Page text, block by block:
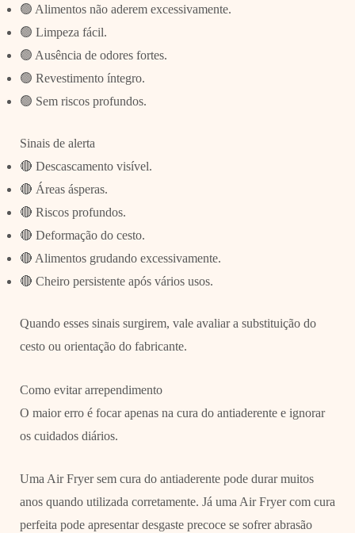
🟢 Alimentos não aderem excessivamente.
🟢 Limpeza fácil.
🟢 Ausência de odores fortes.
🟢 Revestimento íntegro.
🟢 Sem riscos profundos.
Sinais de alerta
🔴 Descascamento visível.
🔴 Áreas ásperas.
🔴 Riscos profundos.
🔴 Deformação do cesto.
🔴 Alimentos grudando excessivamente.
🔴 Cheiro persistente após vários usos.
Quando esses sinais surgirem, vale avaliar a substituição do
cesto ou orientação do fabricante.
Como evitar arrependimento
O maior erro é focar apenas na cura do antiaderente e ignorar
os cuidados diários.
Uma Air Fryer sem cura do antiaderente pode durar muitos
anos quando utilizada corretamente. Já uma Air Fryer com cura
perfeita pode apresentar desgaste precoce se sofrer abrasão